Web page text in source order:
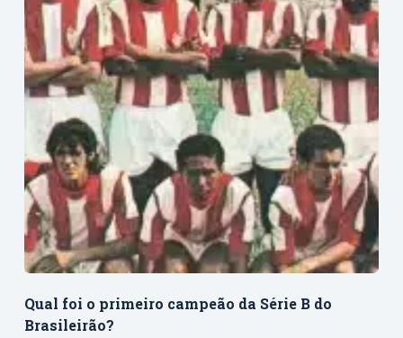
Qual foi o primeiro campeão da Série B do
Brasileirão?